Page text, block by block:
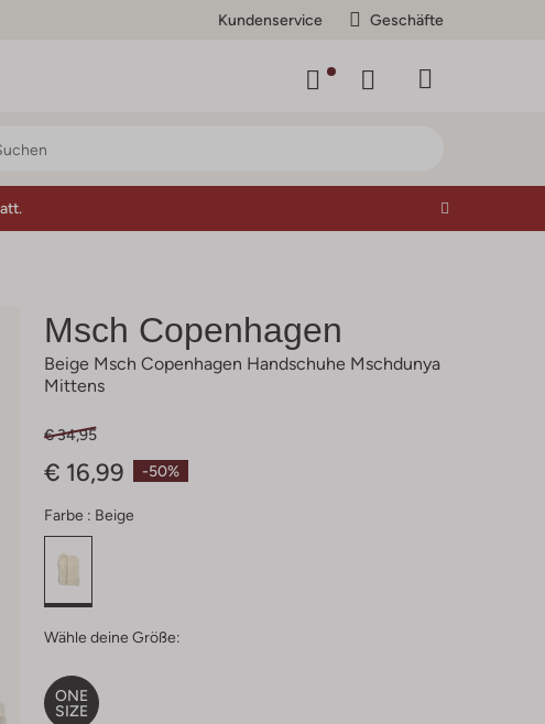
Kundenservice Geschäfte
Msch Copenhagen
Beige Msch Copenhagen Handschuhe Mschdunya
Mittens
-50%
€ 34,95
€ 16,99
Farbe : Beige
Wähle deine Größe:
ONE
SIZE